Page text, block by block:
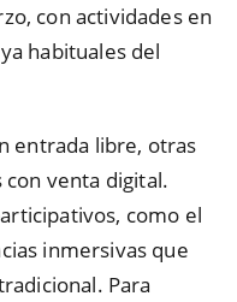
con actividades en
habituales del
entrada libre, otras
con venta digital.
como el
inmersivas que
Para